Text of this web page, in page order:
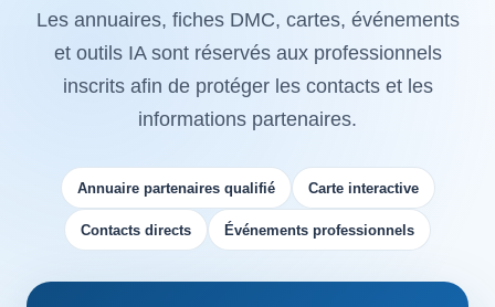
Les annuaires, fiches DMC, cartes, événements
et outils IA sont réservés aux professionnels
inscrits afin de protéger les contacts et les
informations partenaires.
Annuaire partenaires qualifié Carte interactive
Contacts directs Événements professionnels